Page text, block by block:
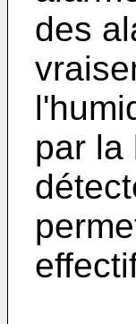
des
par la